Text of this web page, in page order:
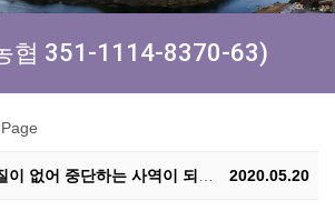
협 351-1114-8370-63)
Page
2020.05.20
어 중단하는 사역이 되지 않도록 …